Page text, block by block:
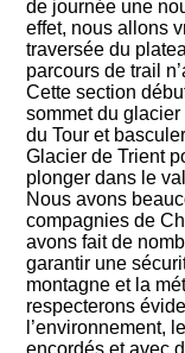
de journée une
effet, nous allons
traversée du
parcours de trail
Cette section
sommet du glacier
du Tour et
Glacier de Trient
plonger dans le
Nous avons
compagnies de
avons fait de
garantir une
montagne et la
respecterons
l’environnement,
encordés et avec